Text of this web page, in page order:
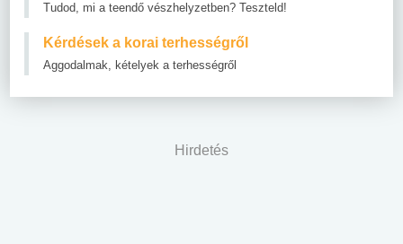
Tudod, mi a teendő vészhelyzetben? Teszteld!
Kérdések a korai terhességről
Aggodalmak, kételyek a terhességről
Hirdetés